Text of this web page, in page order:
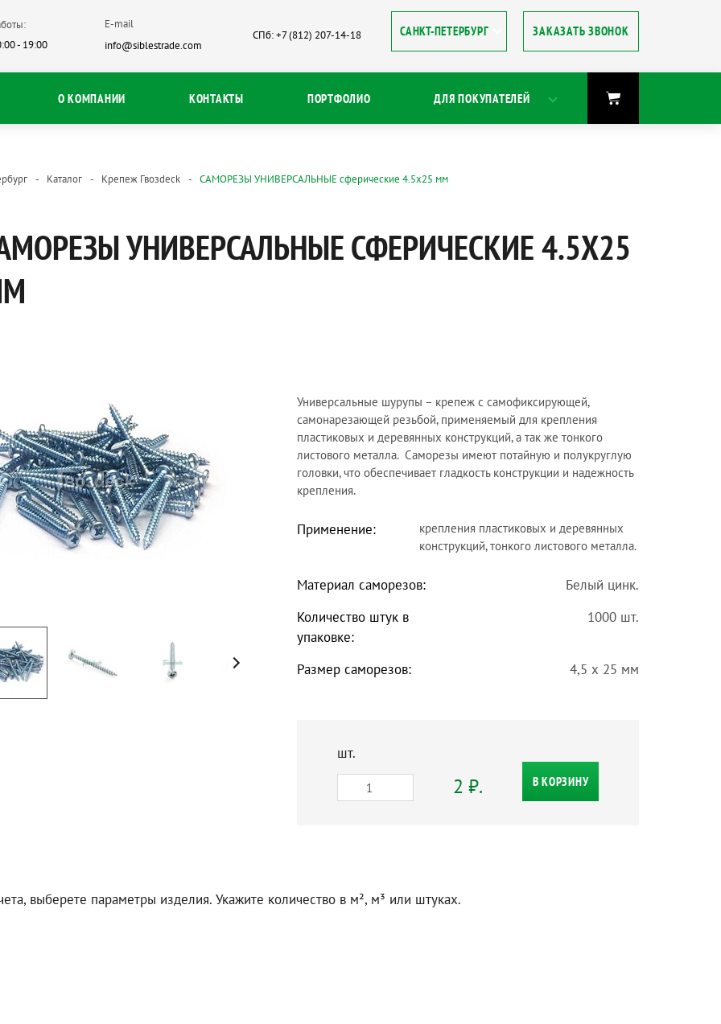
ЗАКАЗАТЬ ЗВОНОК
О КОМПАНИИ КОНТАКТЫ ПОРТФОЛИО ДЛЯ ПОКУПАТЕЛЕЙ
- 19:00
E-mail
info@siblestrade.com
СПб: +7 (812) 207-14-18
Каталог Крепеж Гвозdeck САМОРЕЗЫ УНИВЕРСАЛЬНЫЕ сферические 4.5х25 мм
УНИВЕРСАЛЬНЫЕ СФЕРИЧЕСКИЕ 4.5Х25
Универсальные шурупы – крепеж с самофиксирующей,
самонарезающей резьбой, применяемый для крепления
пластиковых и деревянных конструкций, а так же тонкого
листового металла. Саморезы имеют потайную и полукруглую
головки, что обеспечивает гладкость конструкции и надежность
крепления.
Применение:
крепления пластиковых и деревянных
конструкций, тонкого листового металла.
Материал саморезов:
Белый цинк.
Количество штук в
упаковке:
1000 шт.
Размер саморезов: 4,5 х 25 мм
шт.
2 ₽. В КОРЗИНУ
выберете параметры изделия. Укажите количество в м², м³ или штуках.